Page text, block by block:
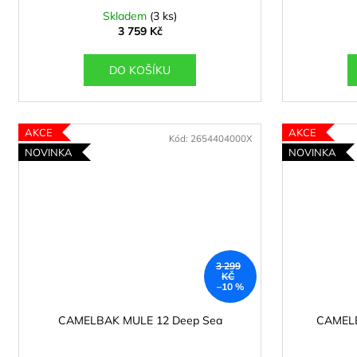
Skladem (3 ks)
3 759 Kč
DO KOŠÍKU
AKCE
NOVINKA
3 299
KČ
–10 %
CAMELBAK MULE 12 Deep Sea
Kód: 2654404000X
AKCE
NOVINKA